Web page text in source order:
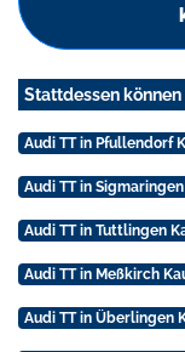
Stattdessen können
Audi TT in Pfullendorf
Audi TT in
Audi TT in Tuttlingen
Audi TT in Meßkirch
Audi TT in Überlingen